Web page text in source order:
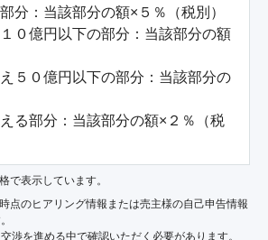
：当該部分の額×５％（税別）
０億円以下の部分：当該部分の額
５０億円以下の部分：当該部分の
る部分：当該部分の額×２％（税
で表示しています。
点のヒアリング情報または売主様の自己申告情報
渉を進める中で確認いただく必要があります。